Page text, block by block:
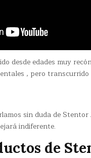
desde edades muy
, pero
sin duda de
indiferente.
de